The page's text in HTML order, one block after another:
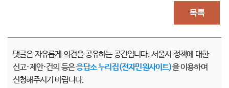
목록
댓글은 자유롭게 의견을 공유하는 공간입니다. 서울시 정책에 대한
신고·제안·건의 등은응답소 누리집(전자민원사이트)을 이용하여
신청해주시기 바랍니다.